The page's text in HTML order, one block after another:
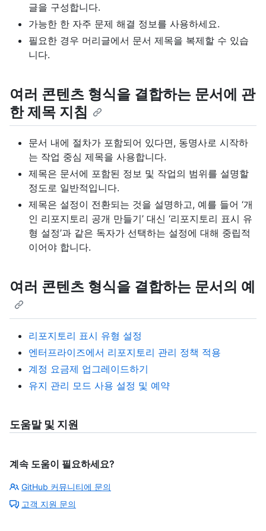
글을 구성합니다.
가능한 한 자주 문제 해결 정보를 사용하세요.
필요한 경우 머리글에서 문서 제목을 복제할 수 있습
니다.
여러 콘텐츠 형식을 결합하는 문서에 관
한 제목 지침
문서 내에 절차가 포함되어 있다면, 동명사로 시작하
는 작업 중심 제목을 사용합니다.
제목은 문서에 포함된 정보 및 작업의 범위를 설명할
정도로 일반적입니다.
제목은 설정이 전환되는 것을 설명하고, 예를 들어 ‘개
인 리포지토리 공개 만들기’ 대신 ‘리포지토리 표시 유
형 설정’과 같은 독자가 선택하는 설정에 대해 중립적
이어야 합니다.
여러 콘텐츠 형식을 결합하는 문서의 예
리포지토리 표시 유형 설정
엔터프라이즈에서 리포지토리 관리 정책 적용
계정 요금제 업그레이드하기
유지 관리 모드 사용 설정 및 예약
도움말 및 지원
계속 도움이 필요하세요?
GitHub 커뮤니티에 문의
고객 지원 문의